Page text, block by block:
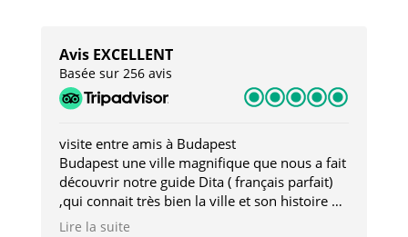
Avis EXCELLENT
Basée sur 256 avis
visite entre amis à Budapest
Budapest une ville magnifique que nous a fait
découvrir notre guide Dita ( français parfait)
,qui connait très bien la ville et son histoire et
qui nous a permis d'accéder à des lieux
Lire la suite